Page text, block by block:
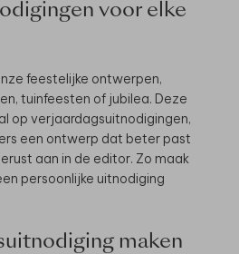
voor elke
feestelijke ontwerpen,
tuinfeesten of jubilea. Deze
op verjaardagsuitnodigingen,
een ontwerp dat beter past
aan in de editor. Zo maak
persoonlijke uitnodiging
maken